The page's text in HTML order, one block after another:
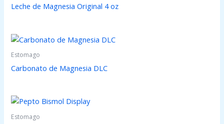
Leche de Magnesia Original 4 oz
Estomago
Carbonato de Magnesia DLC
Estomago